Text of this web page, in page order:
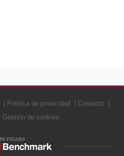
Política de privacidad
Contacto
Gestión de cookies